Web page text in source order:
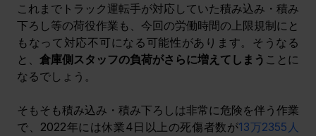
これまで トラック運転手が対応していた積み込み・積み
下ろし 等の荷役作業も、今回の労働時間の上限規制にと
もなって対応不可になる可能性があります。そうなる
と、 倉庫側スタッフの負荷がさらに増えてしまう ことに
なるでしょう。
そもそも積み込み・積み下ろし は非常に危険を伴う作業
で、2022年には休業4日以上の死傷者数が13万2355人